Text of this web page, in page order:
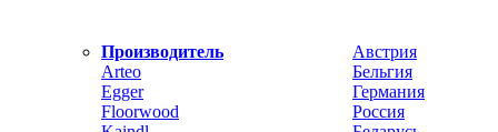
Производитель
Arteo
Egger
Floorwood
Австрия
Бельгия
Германия
Россия